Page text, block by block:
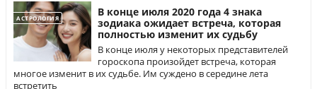
АСТРОЛОГИЯ
В конце июля 2020 года 4 знака
зодиака ожидает встреча, которая
полностью изменит их судьбу
В конце июля у некоторых представителей
гороскопа произойдет встреча, которая
многое изменит в их судьбе. Им суждено в середине лета
встретить